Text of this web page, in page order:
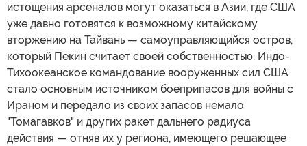
истощения арсеналов могут оказаться в Азии, где США
уже давно готовятся к возможному китайскому
вторжению на Тайвань — самоуправляющийся остров,
который Пекин считает своей собственностью. Индо-
Тихоокеанское командование вооруженных сил США
стало основным источником боеприпасов для войны с
Ираном и передало из своих запасов немало
"Томагавков" и других ракет дальнего радиуса
действия — отняв их у региона, имеющего решающее